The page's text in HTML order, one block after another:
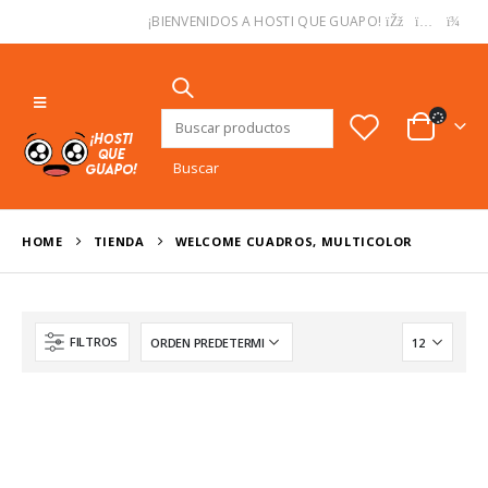
¡BIENVENIDOS A HOSTI QUE GUAPO!
Buscar:
HOME TIENDA WELCOME CUADROS, MULTICOLOR
FILTROS